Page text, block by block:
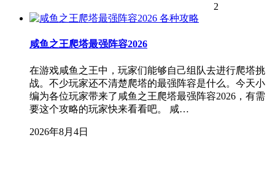
2
各种攻略
咸鱼之王爬塔最强阵容2026
在游戏咸鱼之王中，玩家们能够自己组队去进行爬塔挑
战。不少玩家还不清楚爬塔的最强阵容是什么。今天小
编为各位玩家带来了咸鱼之王爬塔最强阵容2026，有需
要这个攻略的玩家快来看看吧。 咸…
2026年8月4日